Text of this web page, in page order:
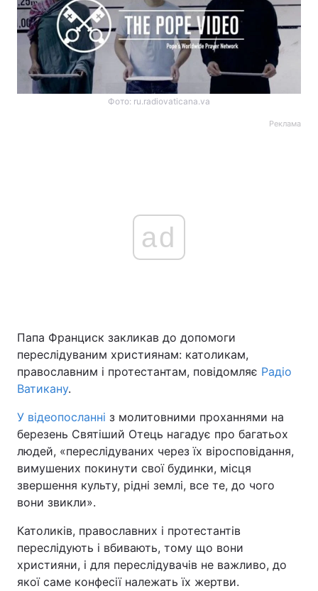
Головна Війна
Україна Політика
Економіка Світ
Техно і зв'язок Лайт
Зброя Інциденти
Фото: ru.radiovaticana.va
Реклама
ad
Папа Франциск закликав до допомоги
переслідуваним християнам: католикам,
православним і протестантам, повідомляє Радіо
Ватикану.
У відеопосланні з молитовними проханнями на
березень Святіший Отець нагадує про багатьох
людей, «переслідуваних через їх віросповідання,
вимушених покинути свої будинки, місця
звершення культу, рідні землі, все те, до чого
вони звикли».
Католиків, православних і протестантів
переслідують і вбивають, тому що вони
християни, і для переслідувачів не важливо, до
якої саме конфесії належать їх жертви.